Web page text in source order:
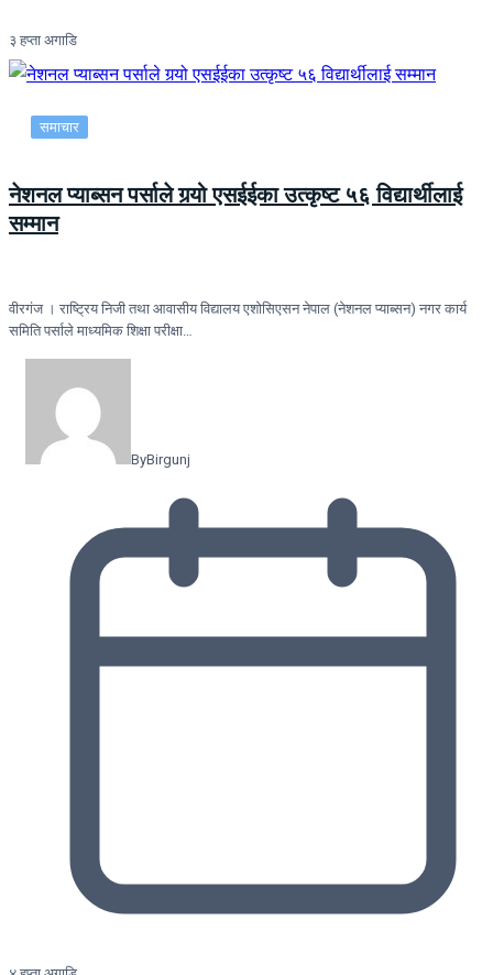
३ हप्ता अगाडि
समाचार
नेशनल प्याब्सन पर्साले गर्‍यो एसईईका उत्कृष्ट ५६ विद्यार्थीलाई
सम्मान
वीरगंज । राष्ट्रिय निजी तथा आवासीय विद्यालय एशोसिएसन नेपाल (नेशनल प्याब्सन) नगर कार्य
समिति पर्साले माध्यमिक शिक्षा परीक्षा…
ByBirgunj